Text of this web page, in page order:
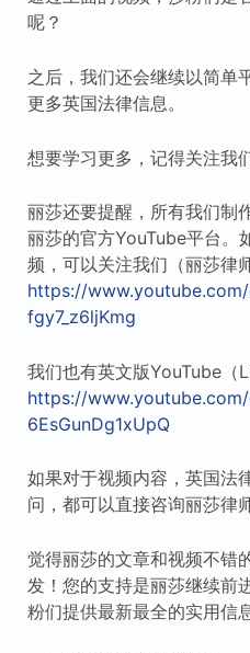
呢？
之后，我们还会继续以简单
更多英国法律信息。
想要学习更多，记得关注我
丽莎还要提醒，所有我们制
丽莎的官方YouTube平台。
频，可以关注我们（丽莎律
https://
fgy7_z6ljKmg
我们也有英文版YouTube（
https://
6EsGunDg1xUpQ
如果对于视频内容，英国法
问，都可以直接咨询丽莎律师
觉得丽莎的文章和视频不错
发！您的支持是丽莎继续前
粉们提供最新最全的实用信息